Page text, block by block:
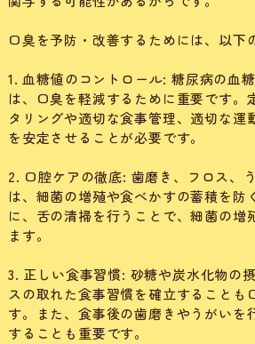
口臭を予防・改善するためには、以下
1. 血糖値のコントロール: 糖尿病の血
は、口臭を軽減するために重要です。
タリングや適切な食事管理、適切な運
を安定させることが必要です。
2. 口腔ケアの徹底: 歯磨き、フロス、
は、細菌の増殖や食べかすの蓄積を防
に、舌の清掃を行うことで、細菌の増
ます。
3. 正しい食事習慣: 砂糖や炭水化物の
スの取れた食事習慣を確立することも
す。また、食事後の歯磨きやうがいを
することも重要です。